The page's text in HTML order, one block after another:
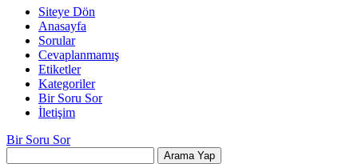
Siteye Dön
Anasayfa
Sorular
Cevaplanmamış
Etiketler
Kategoriler
Bir Soru Sor
İletişim
Bir Soru Sor